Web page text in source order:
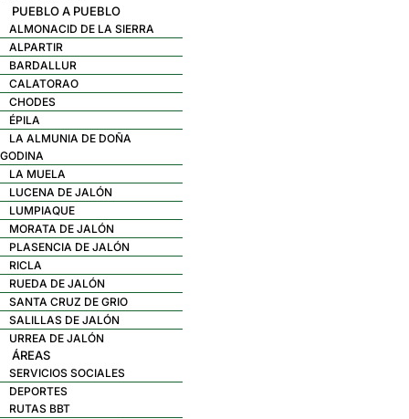
PUEBLO A PUEBLO
ALMONACID DE LA SIERRA
ALPARTIR
BARDALLUR
CALATORAO
CHODES
ÉPILA
LA ALMUNIA DE DOÑA
GODINA
LA MUELA
LUCENA DE JALÓN
LUMPIAQUE
MORATA DE JALÓN
PLASENCIA DE JALÓN
RICLA
RUEDA DE JALÓN
SANTA CRUZ DE GRIO
SALILLAS DE JALÓN
URREA DE JALÓN
ÁREAS
SERVICIOS SOCIALES
DEPORTES
RUTAS BBT